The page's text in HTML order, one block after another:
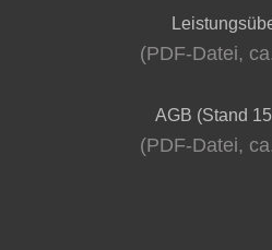
(PDF-Datei,
AGB (Stand
(PDF-Datei,